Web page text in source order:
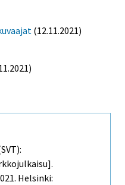
(12.11.2021)
Helsinki: